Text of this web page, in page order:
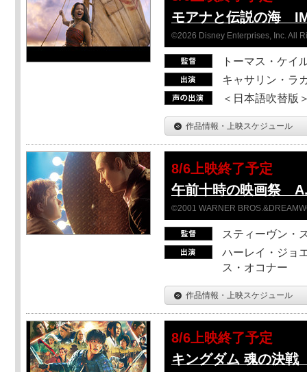
モアナと伝説の海
©2026 Disney Enterprises, Inc. All
トーマス・ケイ
キャサリン・ラ
＜日本語吹替版
作品情報・上映スケジュール
8/6上映終了予定
午前十時の映画祭
©2001 WARNER
スティーヴン・
ハーレイ・ジョ
ス・オコナー
作品情報・上映スケジュール
8/6上映終了予定
キングダム 魂の決